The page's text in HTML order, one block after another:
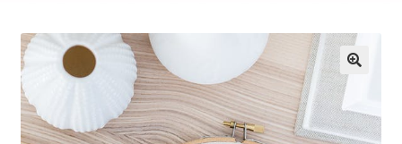
Coin des mamans
Kdo à – de 10€